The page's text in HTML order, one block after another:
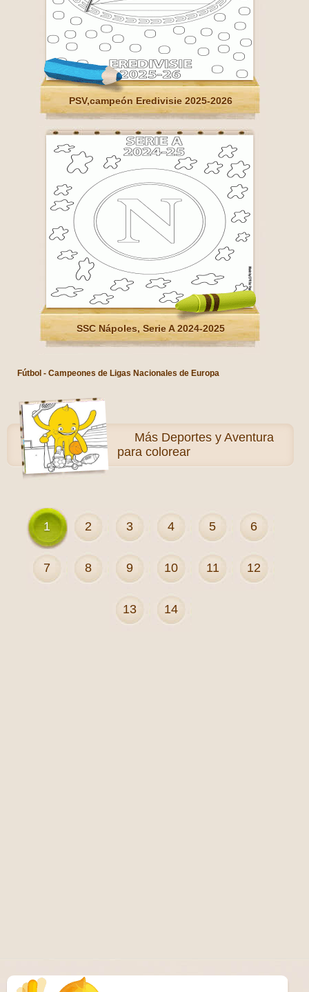
PSV,campeón Eredivisie 2025-2026
SSC Nápoles, Serie A 2024-2025
Fútbol - Campeones de Ligas Nacionales de Europa
Más Deportes y Aventura
para colorear
1 2 3 4 5 6
7 8 9 10 11 12
13 14